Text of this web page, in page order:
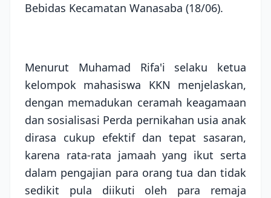
Bebidas Kecamatan Wanasaba (18/06).
Menurut Muhamad Rifa'i selaku ketua
kelompok mahasiswa KKN menjelaskan,
dengan memadukan ceramah keagamaan
dan sosialisasi Perda pernikahan usia anak
dirasa cukup efektif dan tepat sasaran,
karena rata-rata jamaah yang ikut serta
dalam pengajian para orang tua dan tidak
sedikit pula diikuti oleh para remaja